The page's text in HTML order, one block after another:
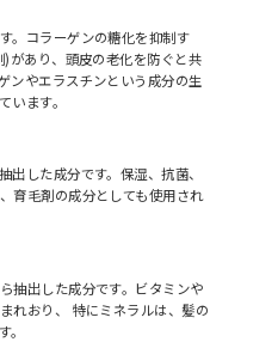
。コラーゲンの糖化を抑制す
があり、頭皮の老化を防ぐと共
ンやエラスチンという成分の生
います。
出した成分です。保湿、抗菌、
育毛剤の成分としても使用され
抽出した成分です。ビタミンや
れおり、 特にミネラルは、髪の